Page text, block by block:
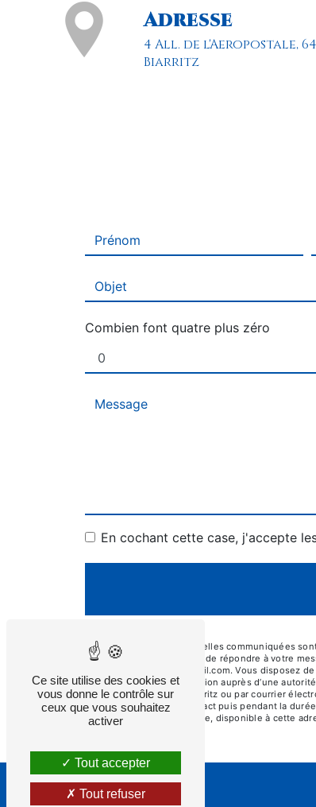
Adresse
4 All. de l'Aeropostale, 64200
Biarritz
Combien font quatre plus zéro
En cochant cette case, j'accepte
** Les données personnelles communiquées
traitants dans le seul but de répondre à votre
dupontpeintures@hotmail.com. Vous disposez
d’introduire une réclamation auprès d’une
l'Aeropostale, 64200 Biarritz ou par courrier
période de prise de contact puis pendant la
démarchage téléphonique, disponible à cette
Ce site utilise des cookies et
vous donne le contrôle sur
ceux que vous souhaitez
activer
Tout accepter
Tout refuser